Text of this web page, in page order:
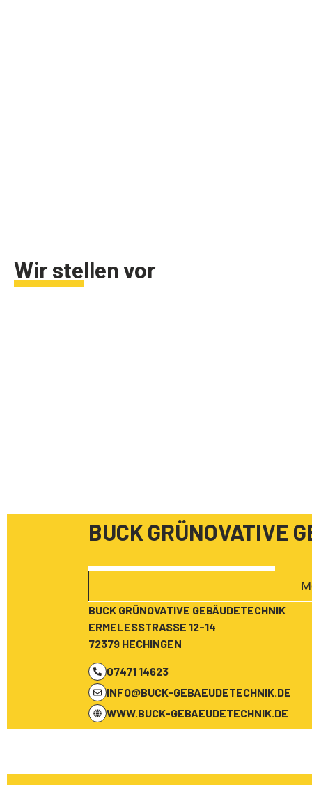
Wir stellen vor
BUCK GRÜNOVATIVE
BUCK GRÜNOVATIVE GEBÄUDETECHNIK
ERMELESSTRASSE 12-14
72379 HECHINGEN
07471 14623
INFO@BUCK-GEBAEUDETECHNIK.DE
WWW.BUCK-GEBAEUDETECHNIK.DE